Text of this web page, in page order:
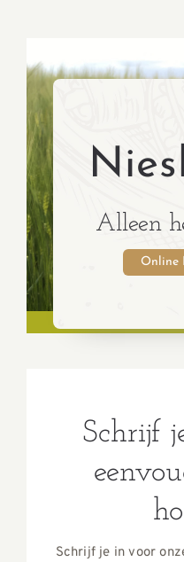
Alleen
Online
Schrijf
Schrijf je in voor